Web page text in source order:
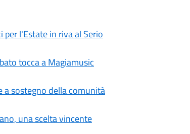
per l'Estate in riva al Serio
tocca a Magiamusic
a sostegno della comunità
una scelta vincente